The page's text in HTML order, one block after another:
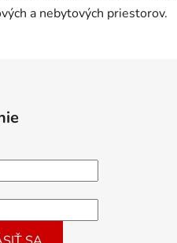
a nebytových priestorov.